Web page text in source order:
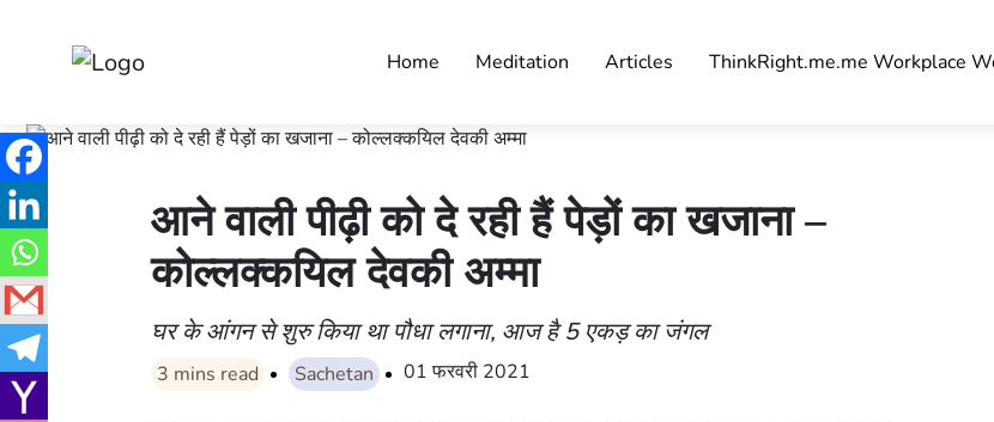
Home Meditation Articles ThinkRight.me.me Workplace
आने वाली पीढ़ी को दे रही हैं पेड़ों का खजाना –
कोल्लक्कयिल देवकी अम्मा
घर के आंगन से शुरु किया था पौधा लगाना, आज है 5 एकड़ का जंगल
3 mins read Sachetan 01 फरवरी 2021